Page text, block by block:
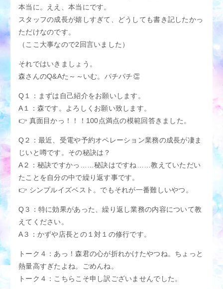
本当に。ええ、本当にです。
スタッフの成長が嬉しすぎて、どうしても書き記したかっ
ただけなのです。
（ここ大事なので2回言いました）
それではいきましょう。
森さんのQ&Aた～～いむ。パチパチ👏
Q１：まずは自己紹介をお願いします。
A１：森です。よろしくお願い致します。
👉 真面目かっ！！！100点満点の模範回答きました。
Q２：最近、受電や予約オペレーション業務の成長が凄ま
じいと噂です。その秘訣は？
A２：秘訣ですかっ……秘訣はですね……教えていただい
たことを自分の中で繰り返す事です。
👉 シンプルイズベスト。でもそれが一番難しいやつ。
Q３：特に効果があった、繰り返し業務の内容について教
えてください。
A３：かずや店長との１対１の修行です。
トーク４：あっ！森君の心が折れかけたやつね。ちょっと
熱量高すぎたよね。ごめんね。
トーク４：こちらこそ申し訳ございませんでした。